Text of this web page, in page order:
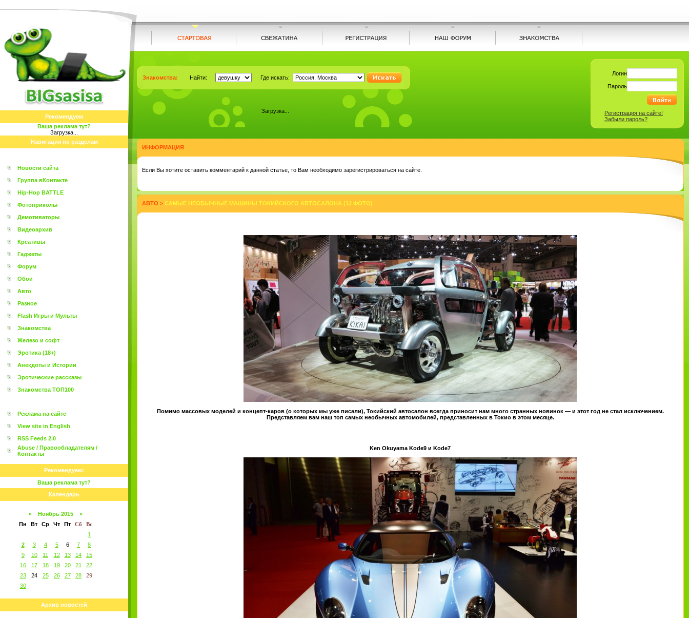
Рекомендуем
Ваша реклама тут?
Загрузка...
Навигация по разделам
Новости сайта
Группа вКонтакте
Hip-Hop BATTLE
Фотоприколы
Демотиваторы
Видеоархив
Креативы
Гаджеты
Форум
Обои
Авто
Разное
Flash Игры и Мульты
Знакомства
Железо и софт
Эротика (18+)
Анекдоты и Истории
Эротические рассказы
Знакомства ТОП100
Реклама на сайте
View site in English
RSS Feeds 2.0
Abuse / Правообладателям /
Контакты
Рекомендуем:
Ваша реклама тут?
Календарь
« Ноябрь 2015
»
Пн
Вт Ср Чт Пт Сб
Вс
1
2
3 4 5 6 7
8
9
10 11 12 13 14
15
16
17 18 19 20 21
22
23
24 25 26 27 28
29
30
Архив новостей
Знакомства: Найти: Где искать:
Логин
Пароль
Регистрация на сайте!
Забыли пароль?
Загрузка...
ИНФОРМАЦИЯ
Eсли Вы хотите оставить комментарий к данной статье, то Вам необходимо зарегистрироваться на сайте.
АВТО > САМЫЕ НЕОБЫЧНЫЕ МАШИНЫ ТОКИЙСКОГО АВТОСАЛОНА (12 ФОТО)
Помимо массовых моделей и концепт-каров (о которых мы уже писали), Токийский автосалон всегда приносит нам много странных новинок — и этот год не стал исключением.
Представляем вам наш топ самых необычных автомобилей, представленных в Токио в этом месяце.
Ken Okuyama Kode9 и Kode7